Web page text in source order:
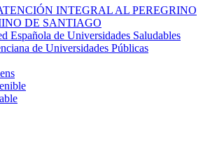
INTEGRAL AL PEREGRINO
DE SANTIAGO
Española de Universidades Saludables
de Universidades Públicas